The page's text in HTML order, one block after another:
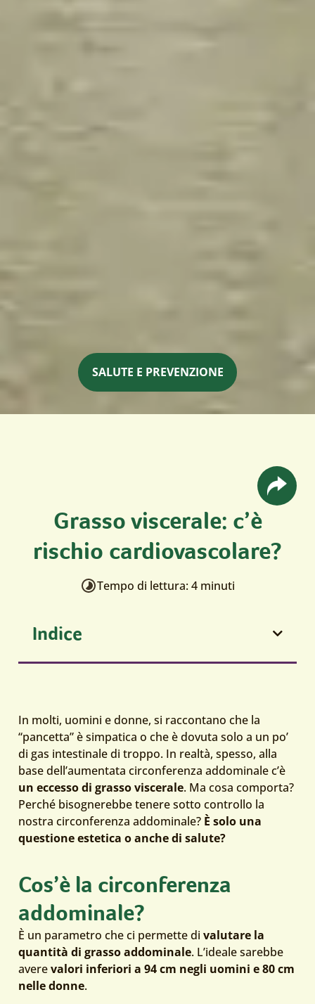
SALUTE E PREVENZIONE
Grasso viscerale: c’è
rischio cardiovascolare?
Tempo di lettura: 4 minuti
Indice
In molti, uomini e donne, si raccontano che la
“pancetta” è simpatica o che è dovuta solo a un po’
di gas intestinale di troppo. In realtà, spesso, alla
base dell’aumentata circonferenza addominale c’è
un eccesso di grasso viscerale. Ma cosa comporta?
Perché bisognerebbe tenere sotto controllo la
nostra circonferenza addominale? È solo una
questione estetica o anche di salute?
Cos’è la circonferenza
addominale?
È un parametro che ci permette di valutare la
quantità di grasso addominale. L’ideale sarebbe
averevalori inferiori a 94 cm negli uomini e 80 cm
nelle donne.